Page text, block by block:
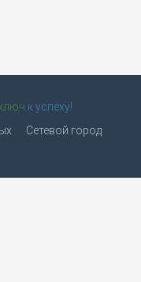
к успеху!
Сетевой город